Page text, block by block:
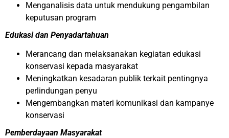
Menganalisis data untuk mendukung pengambilan
keputusan program
Edukasi dan Penyadartahuan
Merancang dan melaksanakan kegiatan edukasi
konservasi kepada masyarakat
Meningkatkan kesadaran publik terkait pentingnya
perlindungan penyu
Mengembangkan materi komunikasi dan kampanye
konservasi
Pemberdayaan Masyarakat